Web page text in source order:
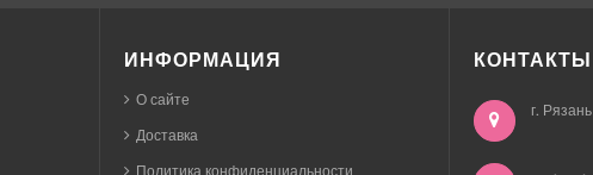
ИНФОРМАЦИЯ
О сайте
Доставка
Политика конфиденциальности
КОНТАКТЫ
г. Рязань